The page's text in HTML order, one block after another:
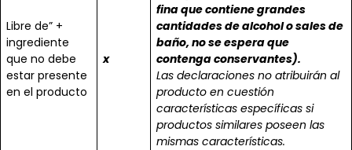
Libre de” +
ingrediente
que no debe
estar presente
en el producto
x
fina que contiene grandes
cantidades de alcohol o sales de
baño, no se espera que
contenga conservantes).
Las declaraciones no atribuirán al
producto en cuestión
características específicas si
productos similares poseen las
mismas características.